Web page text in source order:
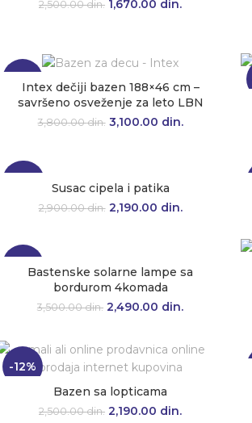
2,500.00din.
Originalna cena je
1,670.00 din.
Intex dečiji bazen 188×46 cm –
savršeno osveženje za leto LBN
3,800.00din.
Originalna cena je
3,100.00 din.
Susac cipela i patika
2,900.00din.
Originalna cena je
2,190.00 din.
2,190.00 din..
-29%Bastenske solarne lampe sa
bordurom 4komada
3,500.00din.
Originalna cena je
2,490.00 din.
-12%
Bazen sa lopticama
2,500.00din.
Originalna cena je
2,190.00 din.